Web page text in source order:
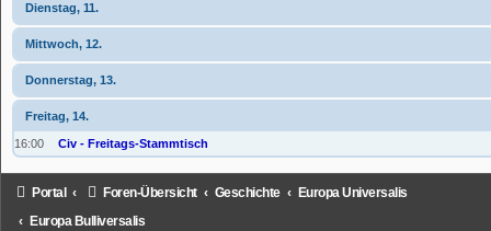
Dienstag, 11.
Mittwoch, 12.
Donnerstag, 13.
Freitag, 14.
16:00 Civ - Freitags-Stammtisch
Portal Foren-Übersicht Geschichte
Europa Universalis
Europa Bulliversalis